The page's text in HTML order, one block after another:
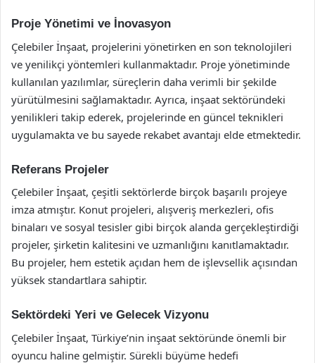
Proje Yönetimi ve İnovasyon
Çelebiler İnşaat, projelerini yönetirken en son teknolojileri
ve yenilikçi yöntemleri kullanmaktadır. Proje yönetiminde
kullanılan yazılımlar, süreçlerin daha verimli bir şekilde
yürütülmesini sağlamaktadır. Ayrıca, inşaat sektöründeki
yenilikleri takip ederek, projelerinde en güncel teknikleri
uygulamakta ve bu sayede rekabet avantajı elde etmektedir.
Referans Projeler
Çelebiler İnşaat, çeşitli sektörlerde birçok başarılı projeye
imza atmıştır. Konut projeleri, alışveriş merkezleri, ofis
binaları ve sosyal tesisler gibi birçok alanda gerçekleştirdiği
projeler, şirketin kalitesini ve uzmanlığını kanıtlamaktadır.
Bu projeler, hem estetik açıdan hem de işlevsellik açısından
yüksek standartlara sahiptir.
Sektördeki Yeri ve Gelecek Vizyonu
Çelebiler İnşaat, Türkiye’nin inşaat sektöründe önemli bir
oyuncu haline gelmiştir. Sürekli büyüme hedefi